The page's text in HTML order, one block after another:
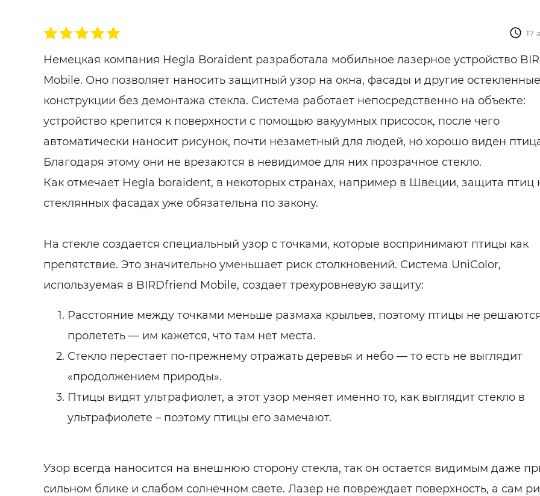
17
Немецкая компания Hegla Boraident разработала мобильное лазерное устройство
Mobile. Оно позволяет наносить защитный узор на окна, фасады и другие остекленные
конструкции без демонтажа стекла. Система работает непосредственно на объекте:
устройство крепится к поверхности с помощью вакуумных присосок, после чего
автоматически наносит рисунок, почти незаметный для людей, но хорошо виден
Благодаря этому они не врезаются в невидимое для них прозрачное стекло.
Как отмечает Hegla boraident, в некоторых странах, например в Швеции, защита птиц
стеклянных фасадах уже обязательна по закону.
На стекле создается специальный узор с точками, которые воспринимают птицы как
препятствие. Это значительно уменьшает риск столкновений. Система UniColor,
используемая в BIRDfriend Mobile, создает трехуровневую защиту:
Расстояние между точками меньше размаха крыльев, поэтому птицы не решаются
пролететь — им кажется, что там нет места.
Стекло перестает по-прежнему отражать деревья и небо — то есть не выглядит
«продолжением природы».
Птицы видят ультрафиолет, а этот узор меняет именно то, как выглядит стекло в
ультрафиолете – поэтому птицы его замечают.
Узор всегда наносится на внешнюю сторону стекла, так он остается видимым даже
сильном блике и слабом солнечном свете. Лазер не повреждает поверхность, а сам